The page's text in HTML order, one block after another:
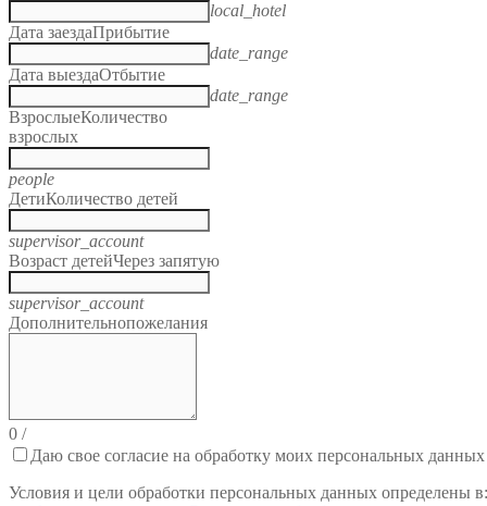
local_hotel
Дата заездаПрибытие
date_range
Дата выездаОтбытие
date_range
ВзрослыеКоличество
взрослых
people
ДетиКоличество детей
supervisor_account
Возраст детейЧерез запятую
supervisor_account
Дополнительнопожелания
0 /
Даю свое согласие на обработку моих персональных данных
Условия и цели обработки персональных данных определены